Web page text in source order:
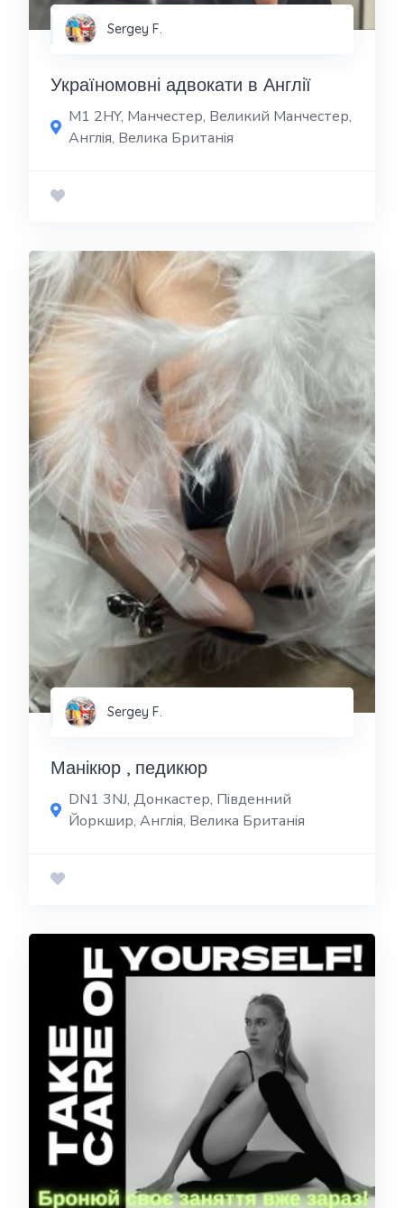
Sergey F.
Україномовні адвокати в Англії
M1 2HY, Манчестер, Великий Манчестер,
Англія, Велика Британія
Sergey F.
Манікюр , педикюр
DN1 3NJ, Донкастер, Південний
Йоркшир, Англія, Велика Британія